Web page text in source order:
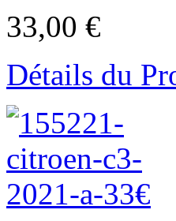
33,00 €
Détails du